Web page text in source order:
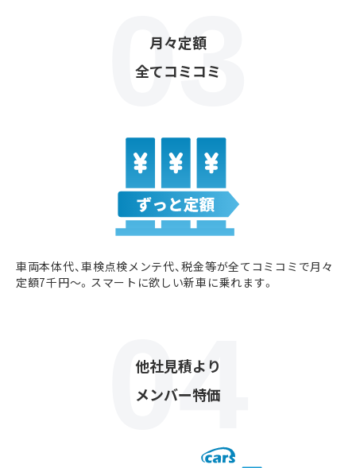
月々定額
全てコミコミ
車両本体代、車検点検メンテ代、税金等が全てコミコミで月々
定額7千円〜。スマートに欲しい新車に乗れます。
他社見積より
メンバー特価